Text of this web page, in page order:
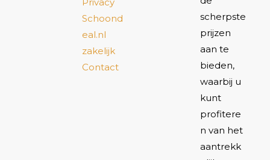
Schoond
eal.nl
zakelijk
Contact
scherpste
prijzen
aan te
bieden,
waarbij u
kunt
profitere
n van het
aantrekk